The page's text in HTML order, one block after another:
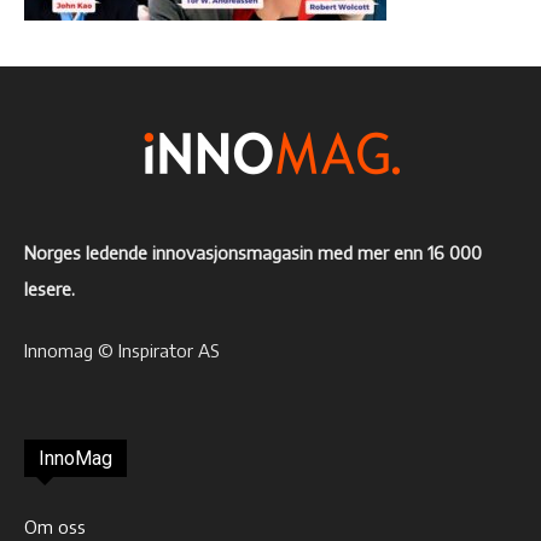
Norges ledende innovasjonsmagasin med mer enn 16 000
lesere.
Innomag © Inspirator AS
InnoMag
Om oss